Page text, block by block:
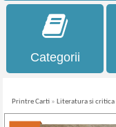
Categorii
Printre Carti » Literatura si critica